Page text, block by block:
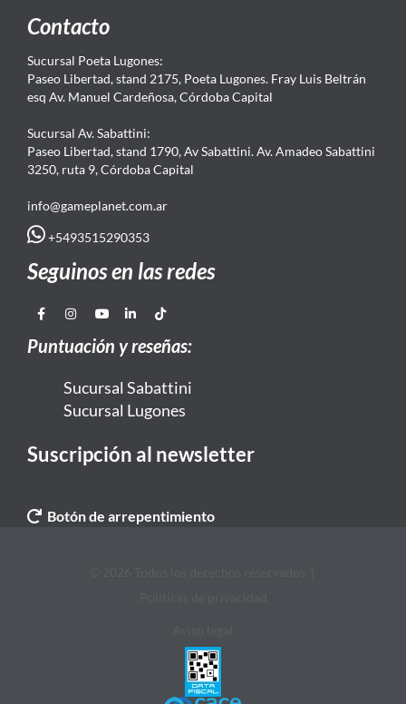
Contacto
Sucursal Poeta Lugones:
Paseo Libertad, stand 2175, Poeta Lugones. Fray Luis Beltrán
esq Av. Manuel Cardeñosa, Córdoba Capital
Sucursal Av. Sabattini:
Paseo Libertad, stand 1790, Av Sabattini. Av. Amadeo Sabattini
3250, ruta 9, Córdoba Capital
info@gameplanet.com.ar
+5493515290353
Seguinos en las redes
Puntuación y reseñas:
Sucursal Sabattini
Sucursal Lugones
Suscripción al newsletter
Botón de arrepentimiento